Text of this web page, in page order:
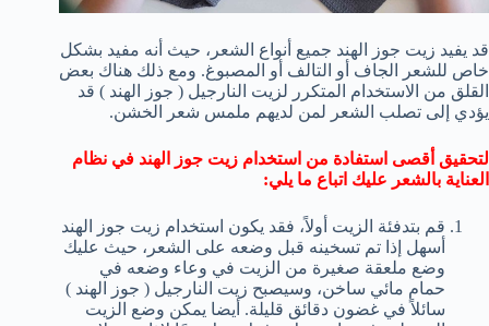
قد يفيد زيت جوز الهند جميع أنواع الشعر، حيث أنه مفيد بشكل
خاص للشعر الجاف أو التالف أو المصبوغ. ومع ذلك هناك بعض
القلق من الاستخدام المتكرر لزيت النارجيل ( جوز الهند ) قد
يؤدي إلى تصلب الشعر لمن لديهم ملمس شعر الخشن.
لتحقيق أقصى استفادة من استخدام زيت جوز الهند في نظام
العناية بالشعر عليك اتباع ما يلي:
قم بتدفئة الزيت أولاً، فقد يكون استخدام زيت جوز الهند
أسهل إذا تم تسخينه قبل وضعه على الشعر، حيث عليك
وضع ملعقة صغيرة من الزيت في وعاء وضعه في
حمام مائي ساخن، وسيصبح زيت النارجيل ( جوز الهند )
سائلاً في غضون دقائق قليلة. أيضا يمكن وضع الزيت